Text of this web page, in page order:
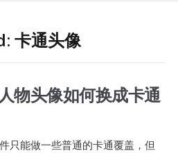
卡通头像
物头像如何换成卡通
只能做一些普通的卡通覆盖，但